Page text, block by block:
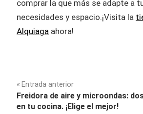
comprar la que más se adapte a
necesidades y espacio.¡Visita la
Alquiaga ahora!
Navegación
de
Entrada anterior
Freidora de aire y microondas:
en tu cocina. ¡Elige el mejor!